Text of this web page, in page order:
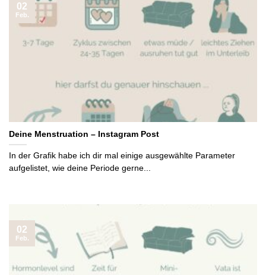
Deine Menstruation – Instagram Post
In der Grafik habe ich dir mal einige ausgewählte Parameter
aufgelistet, wie deine Periode gerne...
02
Feb.
02
Feb.